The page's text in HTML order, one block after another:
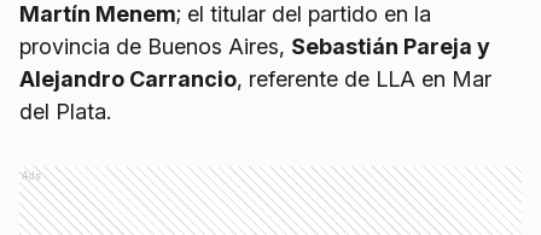
Martín Menem; el titular del partido en la
provincia de Buenos Aires, Sebastián Pareja y
Alejandro Carrancio, referente de LLA en Mar
del Plata.
Ads